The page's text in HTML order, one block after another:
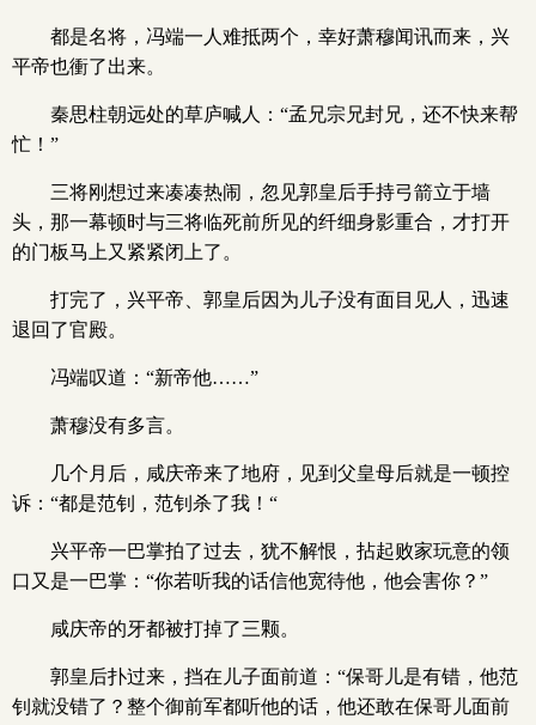
都是名将，冯端一人难抵两个，幸好萧穆闻讯而来，兴
平帝也衝了出来。
秦思柱朝远处的草庐喊人：“孟兄宗兄封兄，还不快来帮
忙！”
三将刚想过来凑凑热闹，忽见郭皇后手持弓箭立于墙
头，那一幕顿时与三将临死前所见的纤细身影重合，才打开
的门板马上又紧紧闭上了。
打完了，兴平帝、郭皇后因为儿子没有面目见人，迅速
退回了官殿。
冯端叹道：“新帝他……”
萧穆没有多言。
几个月后，咸庆帝来了地府，见到父皇母后就是一顿控
诉：“都是范钊，范钊杀了我！“
兴平帝一巴掌拍了过去，犹不解恨，拈起败家玩意的领
口又是一巴掌：“你若听我的话信他宽待他，他会害你？”
咸庆帝的牙都被打掉了三颗。
郭皇后扑过来，挡在儿子面前道：“保哥儿是有错，他范
钊就没错了？整个御前军都听他的话，他还敢在保哥儿面前